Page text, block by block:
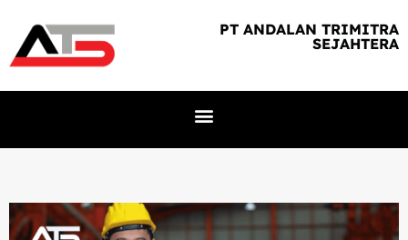
PT ANDALAN TRIMITRA
SEJAHTERA